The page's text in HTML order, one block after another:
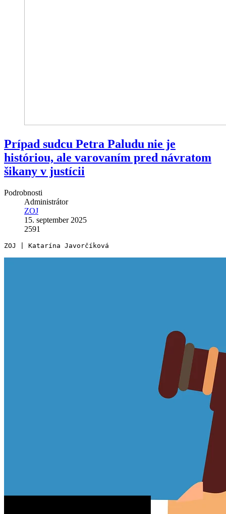
Prípad sudcu Petra Paludu nie je
históriou, ale varovaním pred návratom
šikany v justícii
Podrobnosti
Administrátor
ZOJ
15. september 2025
2591
ZOJ | Katarína Javorčíková